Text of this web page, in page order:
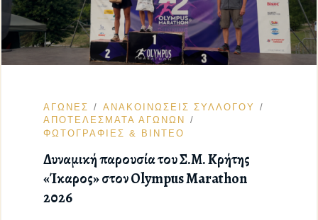
ΑΓΩΝΕΣ
ΑΝΑΚΟΙΝΩΣΕΙΣ ΣΥΛΛΟΓΟΥ
ΑΠΟΤΕΛΕΣΜΑΤΑ ΑΓΩΝΩΝ
ΦΩΤΟΓΡΑΦΙΕΣ & ΒΙΝΤΕΟ
Δυναμική παρουσία του Σ.Μ. Κρήτης
«Ίκαρος» στον Olympus Marathon
2026